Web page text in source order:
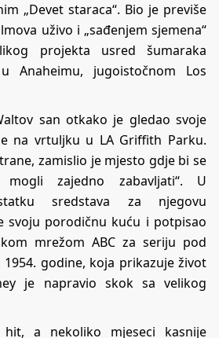
„Devet staraca“. Bio je previše
uživo i „sađenjem sjemena“
projekta usred šumaraka
Anaheimu, jugoistočnom Los
san otkako je gledao svoje
na vrtuljku u LA Griffith Parku.
zamislio je mjesto gdje bi se
zajedno zabavljati“. U
sredstava za njegovu
svoju porodičnu kuću i potpisao
mrežom ABC za seriju pod
1954. godine, koja prikazuje život
je napravio skok sa velikog
a nekoliko mjeseci kasnije